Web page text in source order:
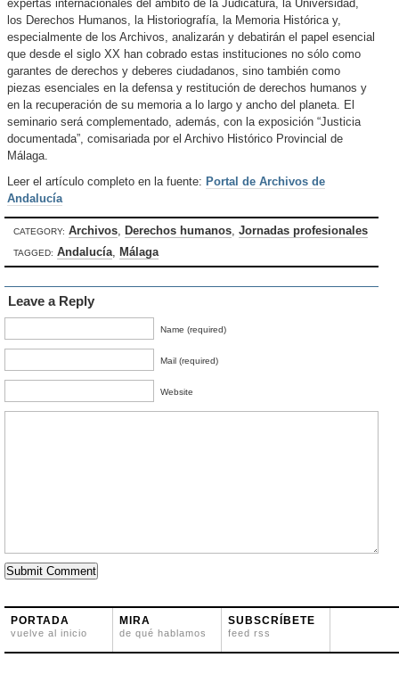
expertas internacionales del ámbito de la Judicatura, la Universidad,
los Derechos Humanos, la Historiografía, la Memoria Histórica y,
especialmente de los Archivos, analizarán y debatirán el papel esencial
que desde el siglo XX han cobrado estas instituciones no sólo como
garantes de derechos y deberes ciudadanos, sino también como
piezas esenciales en la defensa y restitución de derechos humanos y
en la recuperación de su memoria a lo largo y ancho del planeta. El
seminario será complementado, además, con la exposición “Justicia
documentada”, comisariada por el Archivo Histórico Provincial de
Málaga.
Leer el artículo completo en la fuente: Portal de Archivos de
Andalucía
CATEGORY: Archivos, Derechos humanos, Jornadas profesionales
TAGGED: Andalucía, Málaga
Leave a Reply
Name (required)
Mail (required)
Website
PORTADA
vuelve al inicio
MIRA
de qué hablamos
SUBSCRÍBETE
feed rss